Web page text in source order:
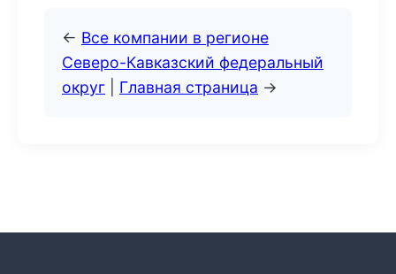
← Все компании в регионе
Северо-Кавказский федеральный
округ
Главная страница →